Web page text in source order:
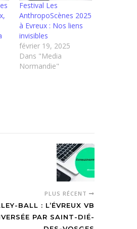
Festival Les
AnthropoScènes 2025
à Evreux : Nos liens
invisibles
février 19, 2025
Dans "Media
Normandie"
PLUS RÉCENT
BALL : L’ÉVREUX VB
PAR SAINT-DIÉ-